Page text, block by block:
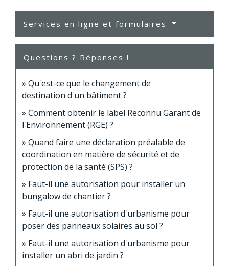
Services en ligne et formulaires
Questions ? Réponses !
Qu'est-ce que le changement de
destination d'un bâtiment ?
Comment obtenir le label Reconnu Garant de
l'Environnement (RGE) ?
Quand faire une déclaration préalable de
coordination en matière de sécurité et de
protection de la santé (SPS) ?
Faut-il une autorisation pour installer un
bungalow de chantier ?
Faut-il une autorisation d'urbanisme pour
poser des panneaux solaires au sol ?
Faut-il une autorisation d'urbanisme pour
installer un abri de jardin ?